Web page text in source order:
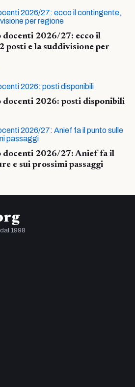
2026/27: ecco il
posti e la suddivisione per
2026: posti disponibili
docenti 2026/27: Anief fa il
e sui prossimi passaggi
1998